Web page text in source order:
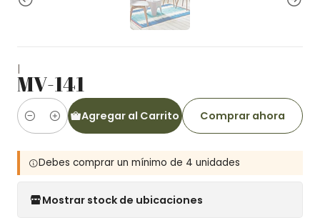
|
MV-141
Cantidad
Agregar al Carrito Comprar ahora
Debes comprar un mínimo de 4 unidades
Mostrar stock de ubicaciones